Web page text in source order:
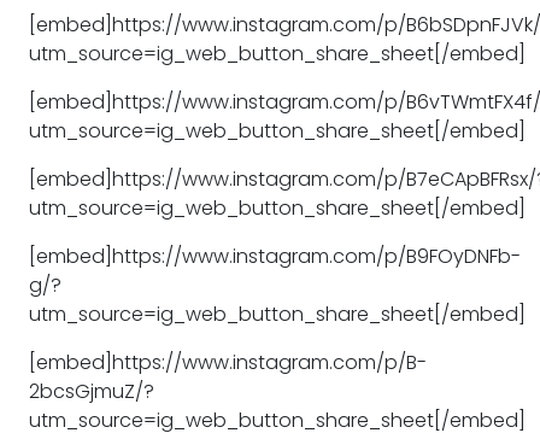
[embed]https://www.instagram.com/p/
utm_source=ig_web_button_share_sheet[/embed]
[embed]https://www.instagram.com/p/
utm_source=ig_web_button_share_sheet[/embed]
[embed]https://www.instagram.com/p/
utm_source=ig_web_button_share_sheet[/embed]
[embed]https://www.instagram.com/p/B9FOyDNFb-
g/?
utm_source=ig_web_button_share_sheet[/embed]
[embed]https://www.instagram.com/p/B-
2bcsGjmuZ/?
utm_source=ig_web_button_share_sheet[/embed]